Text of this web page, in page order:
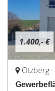
1.400,- €
Otzberg